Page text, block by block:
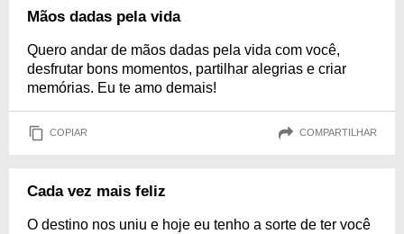
Mãos dadas pela vida
Quero andar de mãos dadas pela vida com você,
desfrutar bons momentos, partilhar alegrias e criar
memórias. Eu te amo demais!
COPIAR COMPARTILHAR
Cada vez mais feliz
O destino nos uniu e hoje eu tenho a sorte de ter você